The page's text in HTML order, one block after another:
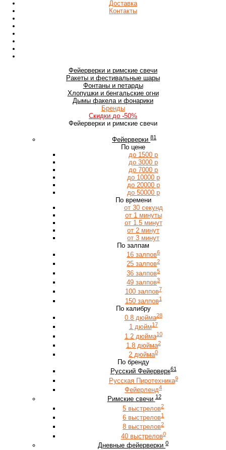
Доставка
Контакты
Фейерверки и римские свечи
Ракеты и фестивальные шары
Фонтаны и петарды
Хлопушки и бенгальские огни
Дымы факела и фонарики
Бренды
Скидки до -50%
Фейерверки и римские свечи
Фейерверки 81
По цене
до 1500 р
до 3000 р
до 7000 р
до 10000 р
до 20000 р
до 50000 р
По времени
от 30 секунд
от 1 минуты
от 1.5 минут
от 2 минут
от 3 минут
По залпам
16 залпов6
25 залпов2
36 залпов5
49 залпов3
100 залпов7
150 залпов1
По калибру
0.8 дюйма28
1 дюйм17
1.2 дюйма10
1.8 дюйма2
2 дюйма0
По бренду
Русский Фейерверк61
Русская Пиротехника9
Фейерленд4
Римские свечи 12
5 выстрелов2
6 выстрелов1
8 выстрелов2
40 выстрелов0
Дневные фейерверки 0